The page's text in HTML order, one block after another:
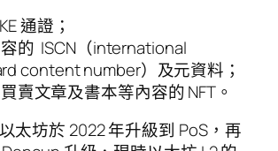
通證；
的 ISCN（international
content number）及元資料；
賣文章及書本等內容的 NFT。
太坊於 2022 年升級到 PoS，再